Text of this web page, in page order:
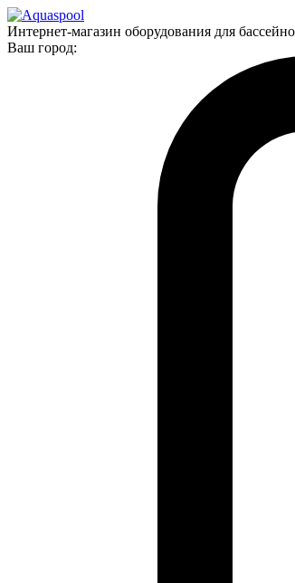
Интернет-магазин оборудования для
Ваш город: